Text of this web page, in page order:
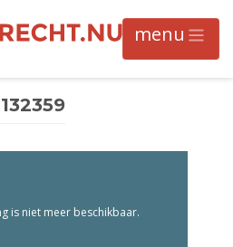
is niet meer beschikbaar.